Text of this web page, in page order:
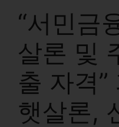
“서민금
살론 및
출 자격
햇살론,